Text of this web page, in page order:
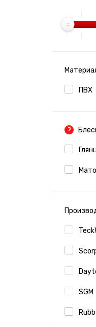
ПВХ
SGM